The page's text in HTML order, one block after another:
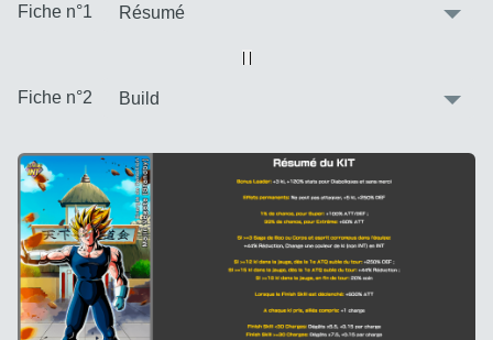
Fiche n°1
Vue alternative
| |
Fiche n°2